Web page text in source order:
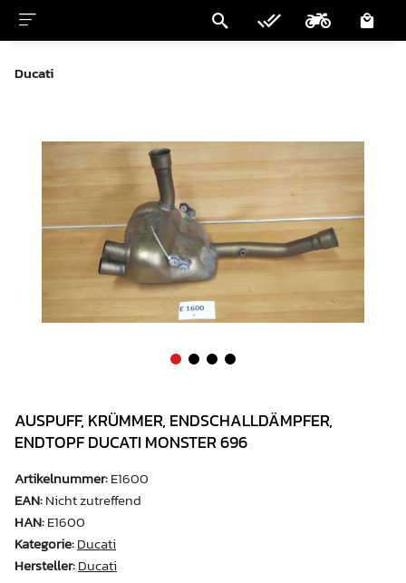
Ducati
AUSPUFF, KRÜMMER, ENDSCHALLDÄMPFER,
ENDTOPF DUCATI MONSTER 696
Artikelnummer:E1600
EAN:Nicht zutreffend
HAN:E1600
Kategorie:Ducati
Hersteller:Ducati